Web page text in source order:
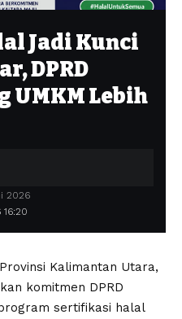
Jadi Kunci
DPRD
UMKM Lebih
2026
Kalimantan Utara,
komitmen DPRD
sertifikasi halal